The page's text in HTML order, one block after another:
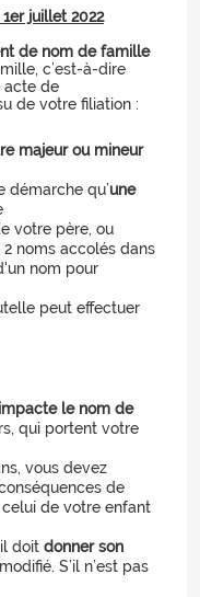
juillet 2022
de nom de famille
c’est-à-dire
acte de
de votre filiation :
majeur ou mineur
démarche qu’une
votre père, ou
noms accolés dans
nom pour
peut effectuer
impacte le nom de
qui portent votre
vous devez
de
de votre enfant
doit donner son
S’il n’est pas